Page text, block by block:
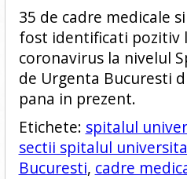
35 de cadre medicale
fost identificati pozitiv
coronavirus la nivelul
de Urgenta Bucuresti
pana in prezent.
Etichete: spitalul
sectii spitalul
Bucuresti, cadre